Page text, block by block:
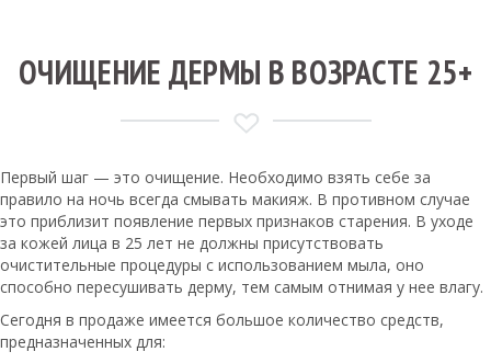
ОЧИЩЕНИЕ ДЕРМЫ В ВОЗРАСТЕ 25+
Первый шаг — это очищение. Необходимо взять себе за
правило на ночь всегда смывать макияж. В противном случае
это приблизит появление первых признаков старения. В уходе
за кожей лица в 25 лет не должны присутствовать
очистительные процедуры с использованием мыла, оно
способно пересушивать дерму, тем самым отнимая у нее влагу.
Сегодня в продаже имеется большое количество средств,
предназначенных для: